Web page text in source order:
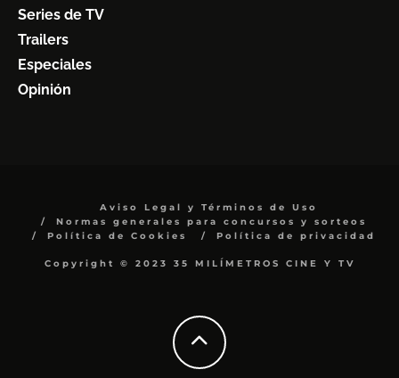
Series de TV
Trailers
Especiales
Opinión
Aviso Legal y Términos de Uso
Normas generales para concursos y sorteos
Política de Cookies
Política de privacidad
Copyright © 2023 35 MILÍMETROS CINE Y TV